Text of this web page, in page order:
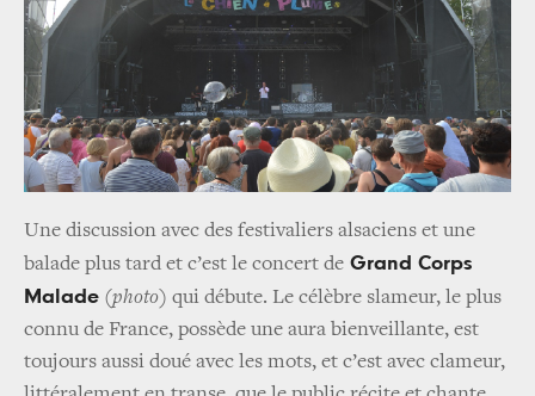
Une discussion avec des festivaliers alsaciens et une
balade plus tard et c’est le concert de Grand Corps
Malade (photo) qui débute. Le célèbre slameur, le plus
connu de France, possède une aura bienveillante, est
toujours aussi doué avec les mots, et c’est avec clameur,